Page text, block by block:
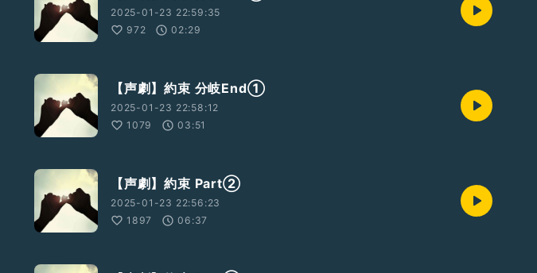
2025-01-23 22:59:35
972
02:29
【声劇】約束 分岐End①
2025-01-23 22:58:12
1079
03:51
【声劇】約束 Part②
2025-01-23 22:56:23
1897
06:37